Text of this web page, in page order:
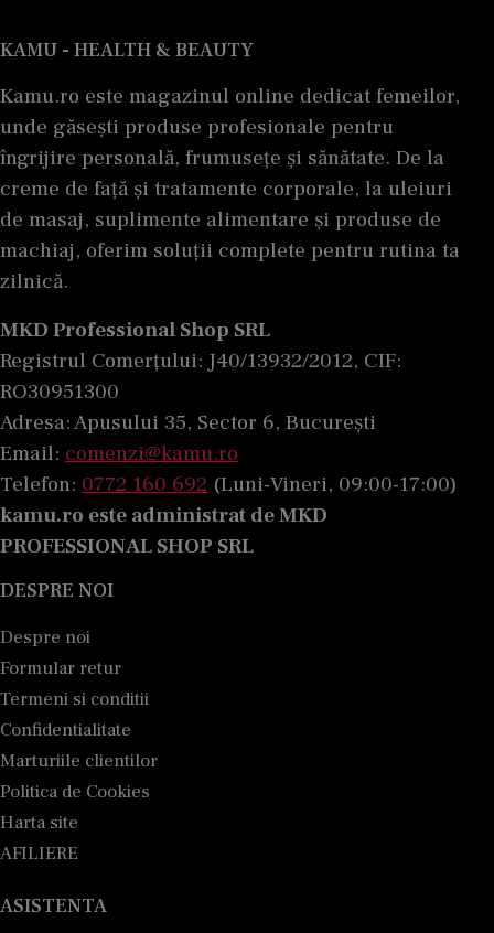
KAMU - HEALTH & BEAUTY
Kamu.ro este magazinul online dedicat femeilor,
unde găsești produse profesionale pentru
îngrijire personală, frumusețe și sănătate. De la
creme de față și tratamente corporale, la uleiuri
de masaj, suplimente alimentare și produse de
machiaj, oferim soluții complete pentru rutina ta
zilnică.
MKD Professional Shop SRL
Registrul Comerțului: J40/13932/2012, CIF:
RO30951300
Adresa: Apusului 35, Sector 6, București
Email: comenzi@kamu.ro
Telefon: 0772 160 692 (Luni-Vineri, 09:00-17:00)
kamu.ro este administrat de MKD
PROFESSIONAL SHOP SRL
DESPRE NOI
Despre noi
Formular retur
Termeni si conditii
Confidentialitate
Marturiile clientilor
Politica de Cookies
Harta site
AFILIERE
ASISTENTA